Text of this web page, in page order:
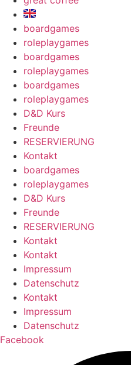
boardgames
roleplaygames
boardgames
roleplaygames
boardgames
roleplaygames
D&D Kurs
Freunde
RESERVIERUNG
Kontakt
boardgames
roleplaygames
D&D Kurs
Freunde
RESERVIERUNG
Kontakt
Kontakt
Impressum
Datenschutz
Kontakt
Impressum
Datenschutz
Facebook